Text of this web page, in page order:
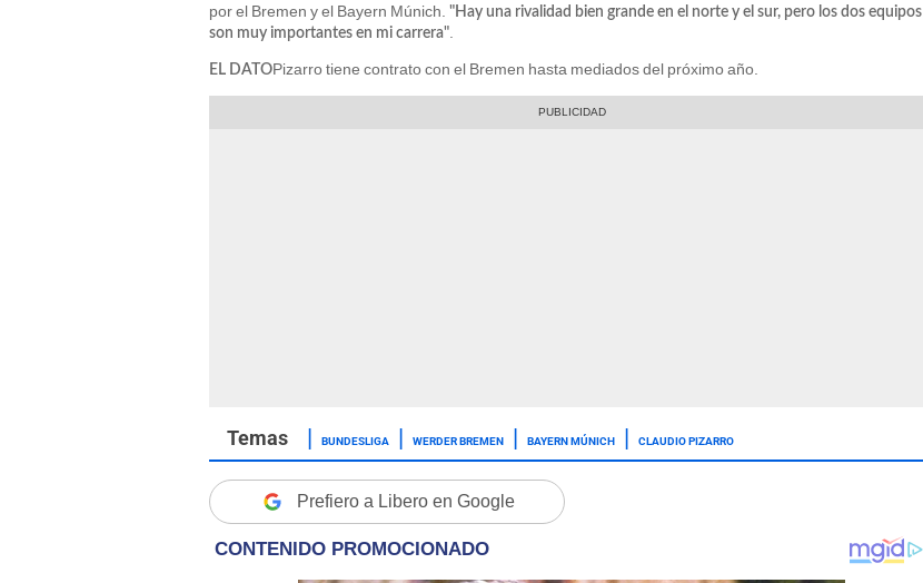
por el Bremen y el Bayern Múnich. "Hay una rivalidad bien grande en el norte y el sur, pero los dos equipos
son muy importantes en mi carrera"
EL DATOPizarro tiene contrato con el Bremen hasta mediados del próximo año.
BUNDESLIGA WERDER BREMEN BAYERN MÚNICH CLAUDIO PIZARRO
Prefiero a Libero en Google